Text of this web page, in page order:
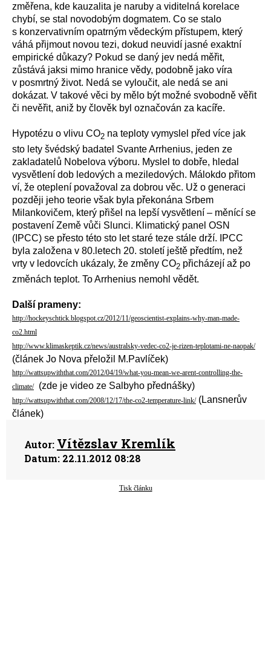
změřena, kde kauzalita je naruby a viditelná korelace
chybí, se stal novodobým dogmatem. Co se stalo
s konzervativním opatrným vědeckým přístupem, který
váhá přijmout novou tezi, dokud neuvidí jasné exaktní
empirické důkazy? Pokud se daný jev nedá měřit,
zůstává jaksi mimo hranice vědy, podobně jako víra
v posmrtný život. Nedá se vyloučit, ale nedá se ani
dokázat. V takové věci by mělo být možné svobodně věřit
či nevěřit, aniž by člověk byl označován za kacíře.
Hypotézu o vlivu CO2 na teploty vymyslel před více jak
sto lety švédský badatel Svante Arrhenius, jeden ze
zakladatelů Nobelova výboru. Myslel to dobře, hledal
vysvětlení dob ledových a meziledových. Málokdo přitom
ví, že oteplení považoval za dobrou věc. Už o generaci
později jeho teorie však byla překonána Srbem
Milankovičem, který přišel na lepší vysvětlení – měnící se
postavení Země vůči Slunci. Klimatický panel OSN
(IPCC) se přesto této sto let staré teze stále drží. IPCC
byla založena v 80.letech 20. století ještě předtím, než
vrty v ledovcích ukázaly, že změny CO2 přicházejí až po
změnách teplot. To Arrhenius nemohl vědět.
Další prameny:
http://hockeyschtick.blogspot.cz/2012/11/geoscientist-explains-why-man-made-
co2.html
http://www.klimaskeptik.cz/news/australsky-vedec-co2-je-rizen-teplotami-ne-naopak/
(článek Jo Nova přeložil M.Pavlíček)
http://wattsupwiththat.com/2012/04/19/what-you-mean-we-arent-controlling-the-
climate/(zde je video ze Salbyho přednášky)
http://wattsupwiththat.com/2008/12/17/the-co2-temperature-link/(Lansnerův
článek)
Autor: Vítězslav Kremlík
Datum: 22.11.2012 08:28
Tisk článku